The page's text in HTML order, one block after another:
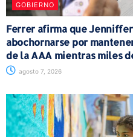
GOBIERNO
Ferrer afirma que
abochornarse por
de la AAA mientras miles
agosto 7, 2026